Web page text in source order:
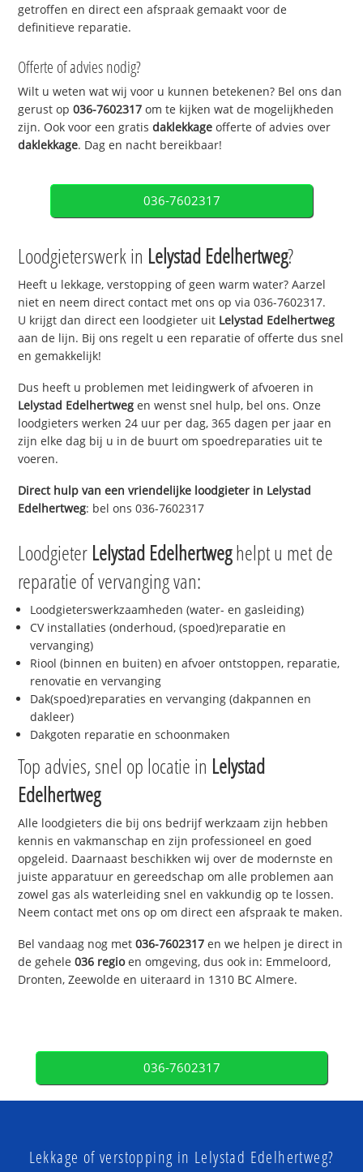
getroffen en direct een afspraak gemaakt voor de
definitieve reparatie.
Offerte of advies nodig?
Wilt u weten wat wij voor u kunnen betekenen? Bel ons dan
gerust op036-7602317 om te kijken wat de mogelijkheden
zijn. Ook voor een gratisdaklekkage offerte of advies over
daklekkage. Dag en nacht bereikbaar!
036-7602317
Loodgieterswerk in Lelystad Edelhertweg?
Heeft u lekkage, verstopping of geen warm water? Aarzel
niet en neem direct contact met ons op via 036-7602317.
U krijgt dan direct een loodgieter uit Lelystad Edelhertweg
aan de lijn. Bij ons regelt u een reparatie of offerte dus snel
en gemakkelijk!
Dus heeft u problemen met leidingwerk of afvoeren in
Lelystad Edelhertweg en wenst snel hulp, bel ons. Onze
loodgieters werken 24 uur per dag, 365 dagen per jaar en
zijn elke dag bij u in de buurt om spoedreparaties uit te
voeren.
Direct hulp van een vriendelijke loodgieter in Lelystad
Edelhertweg: bel ons 036-7602317
Loodgieter Lelystad Edelhertweghelpt u met de
reparatie of vervanging van:
Loodgieterswerkzaamheden (water- en gasleiding)
CV installaties (onderhoud, (spoed)reparatie en
vervanging)
Riool (binnen en buiten) en afvoer ontstoppen, reparatie,
renovatie en vervanging
Dak(spoed)reparaties en vervanging (dakpannen en
dakleer)
Dakgoten reparatie en schoonmaken
Top advies, snel op locatie in Lelystad
Edelhertweg
Alle loodgieters die bij ons bedrijf werkzaam zijn hebben
kennis en vakmanschap en zijn professioneel en goed
opgeleid. Daarnaast beschikken wij over de modernste en
juiste apparatuur en gereedschap om alle problemen aan
zowel gas als waterleiding snel en vakkundig op te lossen.
Neem contact met ons op om direct een afspraak te maken.
Bel vandaag nog met036-7602317 en we helpen je direct in
de gehele036 regioen omgeving, dus ook in: Emmeloord,
Dronten, Zeewolde en uiteraard in 1310 BC Almere.
036-7602317
Lekkage of verstopping in Lelystad Edelhertweg?